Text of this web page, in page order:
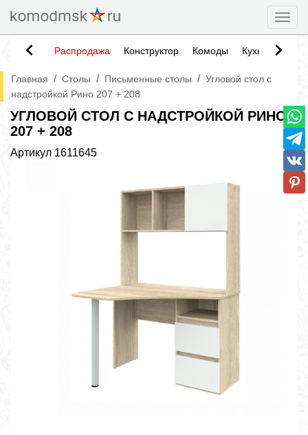
Распродажа Конструктор Комоды Кухни
Главная / Столы / Письменные столы / Угловой стол с
надстройкой Рино 207 + 208
УГЛОВОЙ СТОЛ С НАДСТРОЙКОЙ РИНО
207 + 208
Артикул 1611645